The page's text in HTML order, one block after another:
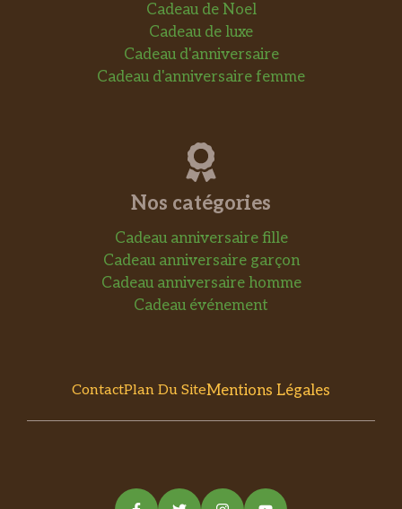
Cadeau de Noel
Cadeau de luxe
Cadeau d'anniversaire
Cadeau d'anniversaire femme
Nos catégories
Cadeau anniversaire fille
Cadeau anniversaire garçon
Cadeau anniversaire homme
Cadeau événement
ContactPlan Du SiteMentions Légales